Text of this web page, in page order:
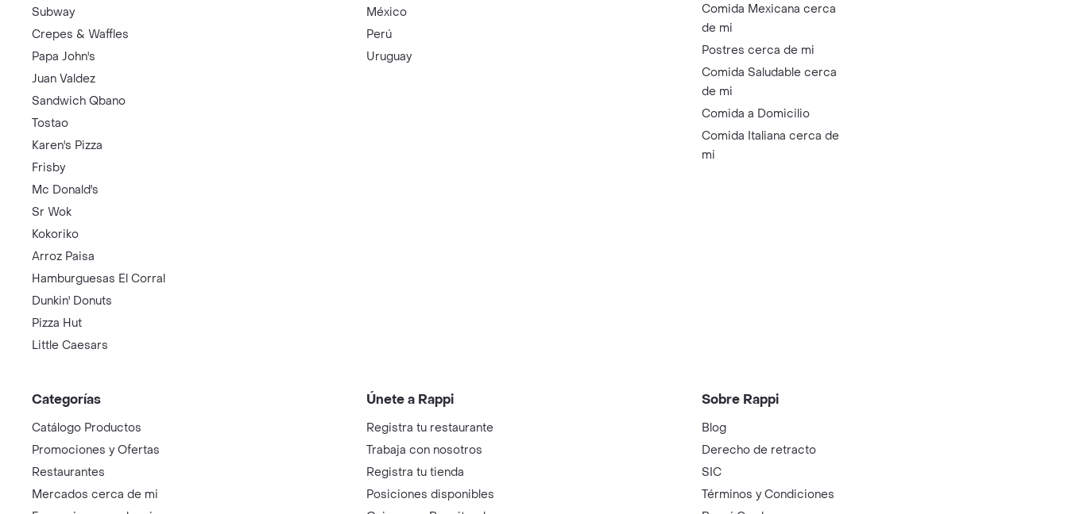
Subway
Crepes & Waffles
Papa John's
Juan Valdez
Sandwich Qbano
Tostao
Karen's Pizza
Frisby
Mc Donald's
Sr Wok
Kokoriko
Arroz Paisa
Hamburguesas El Corral
Dunkin' Donuts
Pizza Hut
Little Caesars
México
Perú
Uruguay
Comida Mexicana cerca
de mi
Postres cerca de mi
Comida Saludable cerca
de mi
Comida a Domicilio
Comida Italiana cerca de
mi
Categorías
Catálogo Productos
Promociones y Ofertas
Restaurantes
Mercados cerca de mi
Únete a Rappi
Registra tu restaurante
Trabaja con nosotros
Registra tu tienda
Posiciones disponibles
Sobre Rappi
Blog
Derecho de retracto
SIC
Términos y Condiciones